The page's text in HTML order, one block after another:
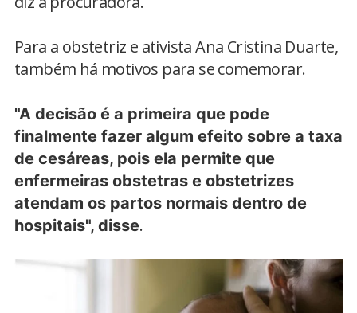
Para a obstetriz e ativista Ana Cristina Duarte,
também há motivos para se comemorar.
"A decisão é a primeira que pode
finalmente fazer algum efeito sobre a taxa
de cesáreas, pois ela permite que
enfermeiras obstetras e obstetrizes
atendam os partos normais dentro de
hospitais", disse.